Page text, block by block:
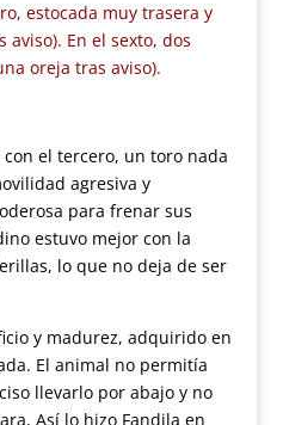
estocada muy trasera y
En el sexto, dos
oreja tras aviso).
el tercero, un toro nada
agresiva y
para frenar sus
estuvo mejor con la
lo que no deja de ser
y madurez, adquirido en
El animal no permitía
llevarlo por abajo y no
Así lo hizo Fandila en